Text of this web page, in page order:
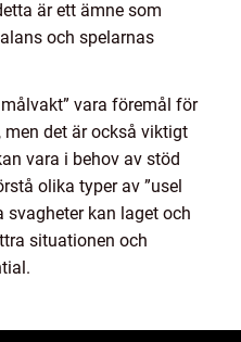
är ett ämne som
och spelarnas
vara föremål för
det är också viktigt
vara i behov av stöd
olika typer av ”usel
svagheter kan laget och
situationen och